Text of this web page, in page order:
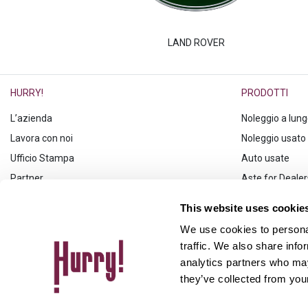
This website uses
We use cookies to
traffic. We also share
analytics partners who
they’ve collected from
LAND ROVER
HURRY!
L’azienda
Lavora con noi
Ufficio Stampa
Partner
PRODOTTI
Noleggio a
Noleggio usato
Auto usate
Aste for
Hurry Italia S.r.l. - sede legale in Via Canada, 4 - 00196 Roma, CF/Partita IVA